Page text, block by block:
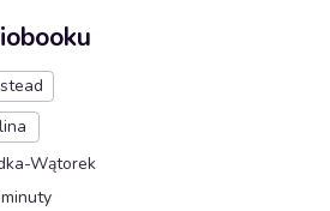
Wątorek